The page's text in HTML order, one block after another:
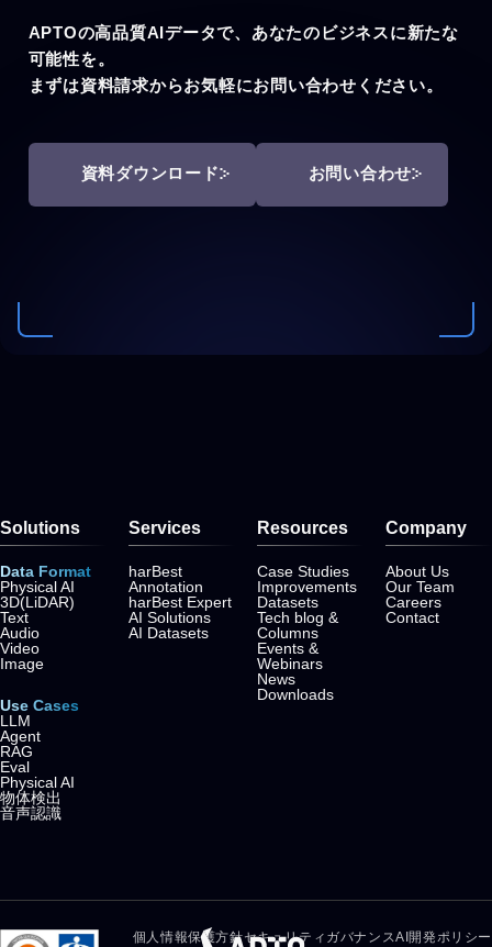
APTOの高品質AIデータで、あなたのビジネスに新たな
可能性を。
まずは資料請求からお気軽にお問い合わせください。
資料ダウンロード お問い合わせ
Solutions
Data Format
Physical AI
3D(LiDAR)
Text
Audio
Video
Image
Use Cases
LLM
Agent
RAG
Eval
Physical AI
物体検出
音声認識
Services
harBest
Annotation
harBest Expert
AI Solutions
AI Datasets
Resources
Case Studies
Improvements
Datasets
Tech blog &
Columns
Events &
Webinars
News
Downloads
Company
About Us
Our Team
Careers
Contact
個人情報保護方針セキュリティガバナンスAI開発ポリシー